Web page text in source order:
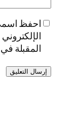
احفظ
المقبلة